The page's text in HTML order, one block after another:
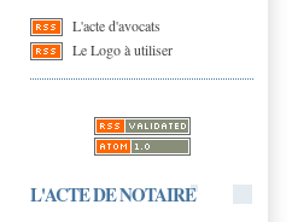
L'acte d'avocats
Le Logo à utiliser
L'ACTE DE NOTAIRE